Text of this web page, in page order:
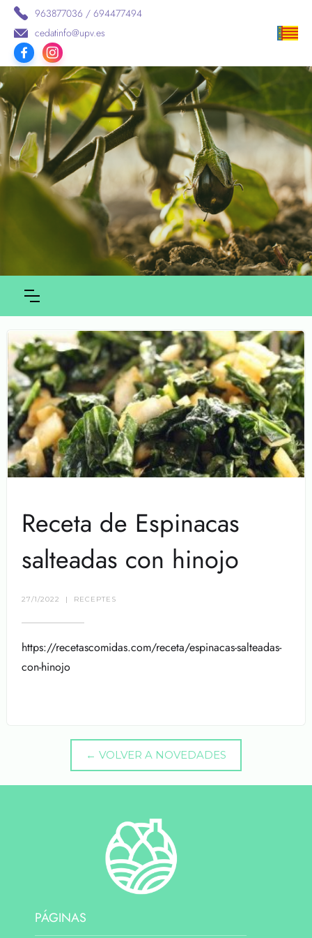
963877036 / 694477494
cedatinfo@upv.es
Receta de Espinacas
salteadas con hinojo
27/1/2022 | RECEPTES
https://recetascomidas.com/receta/espinacas-salteadas-
con-hinojo
← VOLVER A NOVEDADES
PÁGINAS